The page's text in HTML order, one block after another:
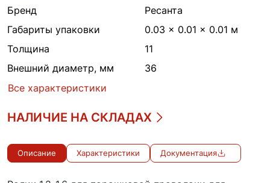
Бренд
Ресанта
Габариты упаковки
0.03 × 0.01 × 0.01 м
Толщина
11
Внешний диаметр, мм
36
Все характеристики
НАЛИЧИЕ НА СКЛАДАХ
Описание Характеристики Документация